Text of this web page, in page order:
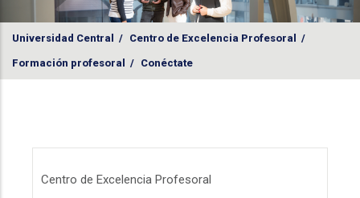
Universidad Central / Centro de Excelencia Profesoral /
Formación profesoral / Conéctate
Centro de Excelencia Profesoral